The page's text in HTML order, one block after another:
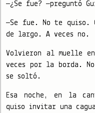
—¿Se fue? —preguntó
—Se fue. No te quiso.
de largo. A veces no.
Volvieron al muelle
veces por la borda.
se soltó.
Esa noche, en la
quiso invitar una